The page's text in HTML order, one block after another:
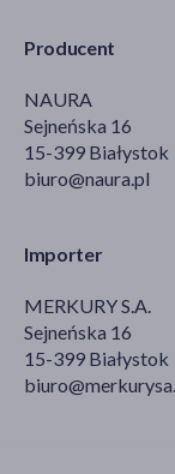
Producent
NAURA
Sejneńska 16
15-399 Białystok
biuro@naura.pl
Importer
MERKURY S.A.
Sejneńska 16
15-399 Białystok